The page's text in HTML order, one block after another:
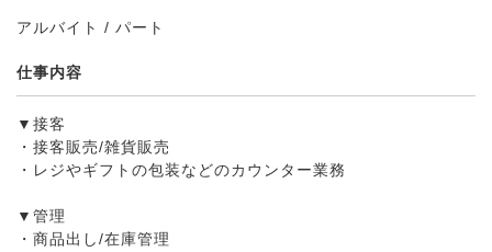
アルバイト / パート
仕事内容
▼接客
・接客販売/雑貨販売
・レジやギフトの包装などのカウンター業務
▼管理
・商品出し/在庫管理